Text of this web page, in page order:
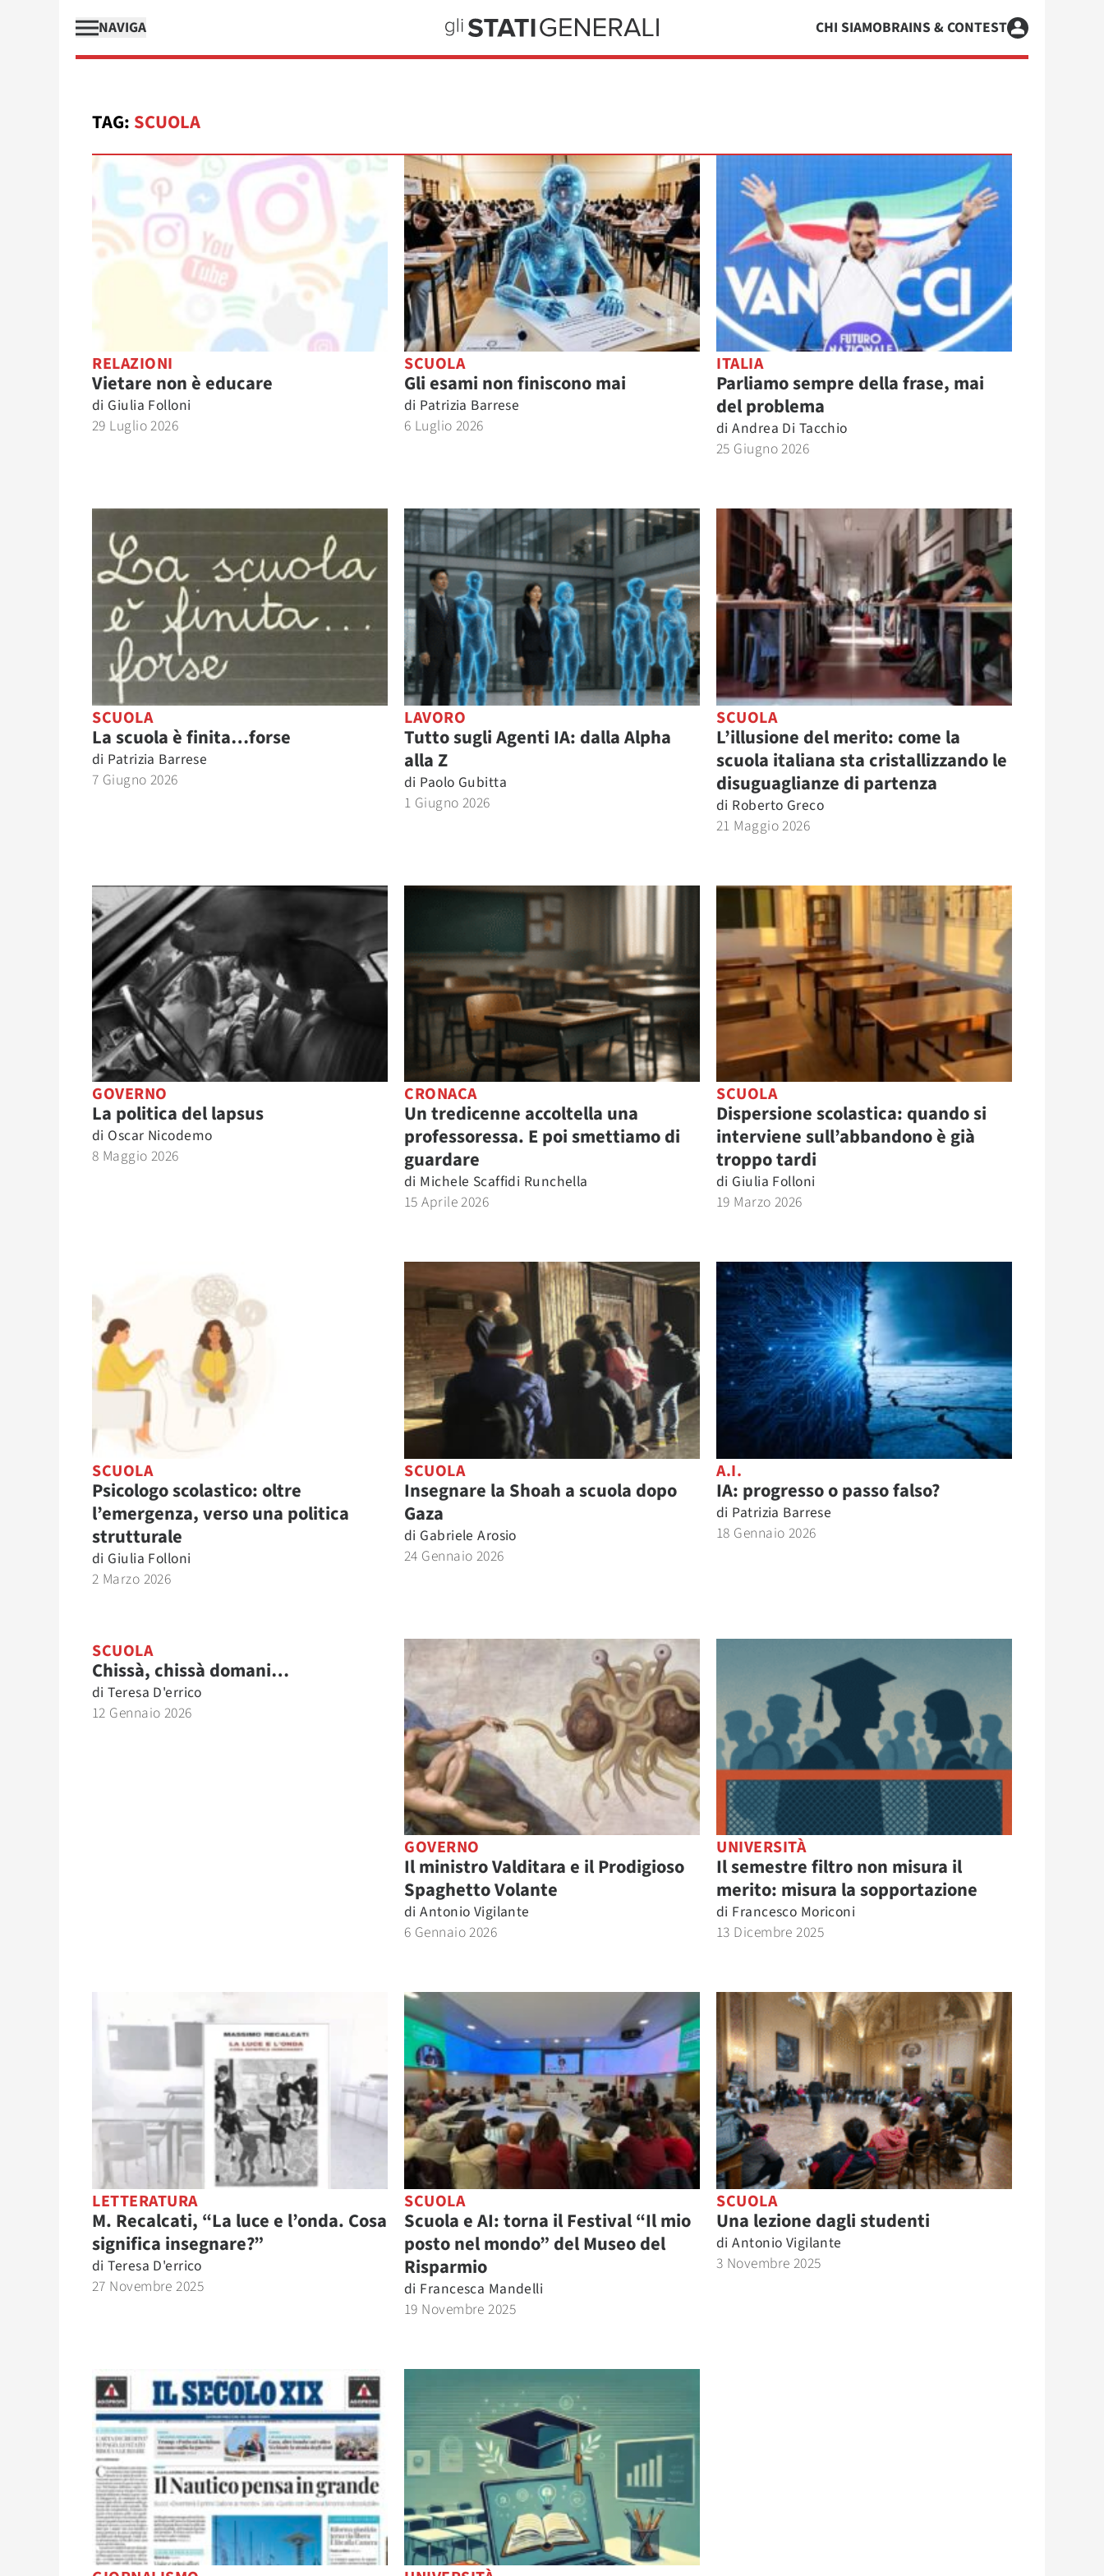
NAVIGA CHI SIAMOBRAINS & CONTEST
TAG: SCUOLA
RELAZIONI
Vietare non è educare
di Giulia Folloni
29 Luglio 2026
SCUOLA
Gli esami non finiscono mai
di Patrizia Barrese
6 Luglio 2026
ITALIA
Parliamo sempre della frase, mai
del problema
di Andrea Di Tacchio
25 Giugno 2026
SCUOLA
La scuola è finita…forse
di Patrizia Barrese
7 Giugno 2026
LAVORO
Tutto sugli Agenti IA: dalla Alpha
alla Z
di Paolo Gubitta
1 Giugno 2026
SCUOLA
L’illusione del merito: come la
scuola italiana sta cristallizzando le
disuguaglianze di partenza
di Roberto Greco
21 Maggio 2026
GOVERNO
La politica del lapsus
di Oscar Nicodemo
8 Maggio 2026
CRONACA
Un tredicenne accoltella una
professoressa. E poi smettiamo di
guardare
di Michele Scaffidi Runchella
15 Aprile 2026
SCUOLA
Dispersione scolastica: quando si
interviene sull’abbandono è già
troppo tardi
di Giulia Folloni
19 Marzo 2026
SCUOLA
Psicologo scolastico: oltre
l’emergenza, verso una politica
strutturale
di Giulia Folloni
2 Marzo 2026
SCUOLA
Insegnare la Shoah a scuola dopo
Gaza
di Gabriele Arosio
24 Gennaio 2026
A.I.
IA: progresso o passo falso?
di Patrizia Barrese
18 Gennaio 2026
SCUOLA
Chissà, chissà domani…
di Teresa D'errico
12 Gennaio 2026
GOVERNO
Il ministro Valditara e il Prodigioso
Spaghetto Volante
di Antonio Vigilante
6 Gennaio 2026
UNIVERSITÀ
Il semestre filtro non misura il
merito: misura la sopportazione
di Francesco Moriconi
13 Dicembre 2025
LETTERATURA
M. Recalcati, “La luce e l’onda. Cosa
significa insegnare?”
di Teresa D'errico
27 Novembre 2025
SCUOLA
Scuola e AI: torna il Festival “Il mio
posto nel mondo” del Museo del
Risparmio
di Francesca Mandelli
19 Novembre 2025
SCUOLA
Una lezione dagli studenti
di Antonio Vigilante
3 Novembre 2025